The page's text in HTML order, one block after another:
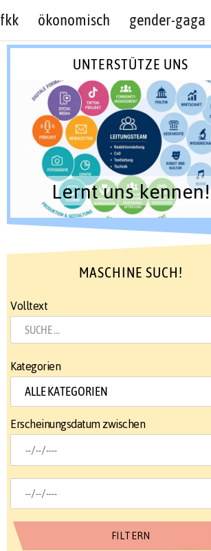
fkk ökonomisch gender-gaga
UNTERSTÜTZE UNS
Lernt uns kennen!
MASCHINE SUCH!
Volltext
Kategorien
Erscheinungsdatum zwischen